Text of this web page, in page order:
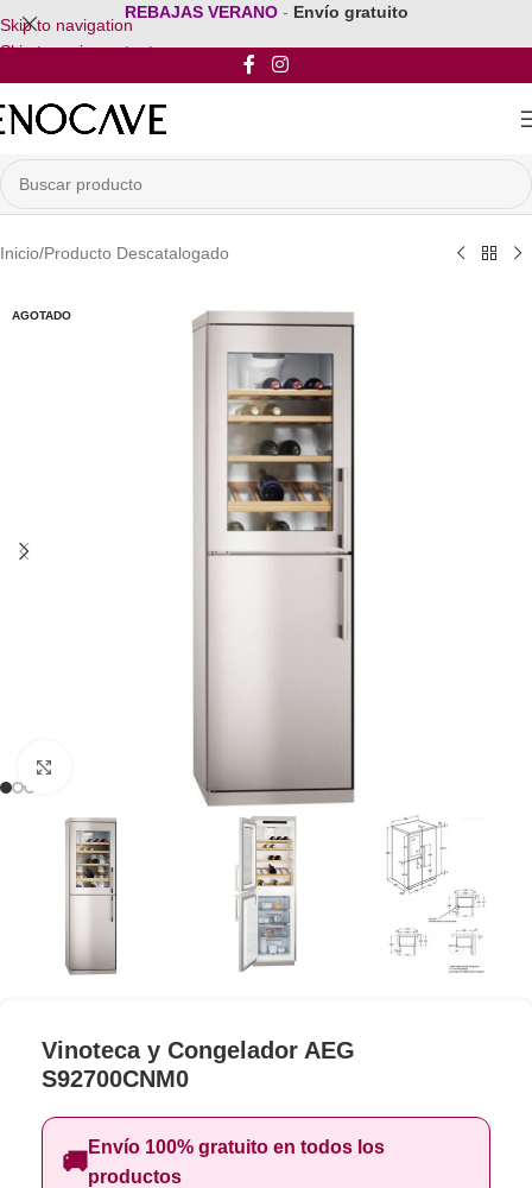
Skip to navigation
Skip to main content
REBAJAS VERANO - Envío gratuito
Inicio/Producto Descatalogado
AGOTADO
Vinoteca y Congelador AEG
S92700CNM0
🚚Envío 100% gratuito en todos los
productos